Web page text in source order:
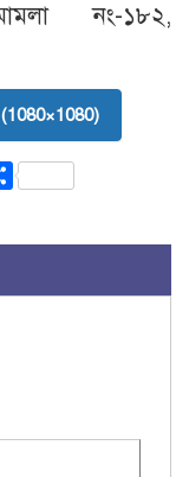
নং-১৮২,
Share